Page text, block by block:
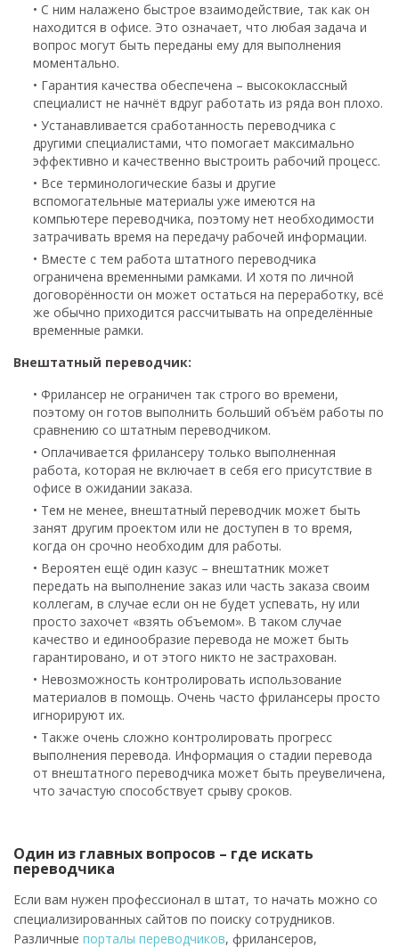
• С ним налажено быстрое взаимодействие, так как он
находится в офисе. Это означает, что любая задача и
вопрос могут быть переданы ему для выполнения
моментально.
• Гарантия качества обеспечена – высококлассный
специалист не начнёт вдруг работать из ряда вон плохо.
• Устанавливается сработанность переводчика с
другими специалистами, что помогает максимально
эффективно и качественно выстроить рабочий процесс.
• Все терминологические базы и другие
вспомогательные материалы уже имеются на
компьютере переводчика, поэтому нет необходимости
затрачивать время на передачу рабочей информации.
• Вместе с тем работа штатного переводчика
ограничена временными рамками. И хотя по личной
договорённости он может остаться на переработку, всё
же обычно приходится рассчитывать на определённые
временные рамки.
Внештатный переводчик:
• Фрилансер не ограничен так строго во времени,
поэтому он готов выполнить больший объём работы по
сравнению со штатным переводчиком.
• Оплачивается фрилансеру только выполненная
работа, которая не включает в себя его присутствие в
офисе в ожидании заказа.
• Тем не менее, внештатный переводчик может быть
занят другим проектом или не доступен в то время,
когда он срочно необходим для работы.
• Вероятен ещё один казус – внештатник может
передать на выполнение заказ или часть заказа своим
коллегам, в случае если он не будет успевать, ну или
просто захочет «взять объемом». В таком случае
качество и единообразие перевода не может быть
гарантировано, и от этого никто не застрахован.
• Невозможность контролировать использование
материалов в помощь. Очень часто фрилансеры просто
игнорируют их.
• Также очень сложно контролировать прогресс
выполнения перевода. Информация о стадии перевода
от внештатного переводчика может быть преувеличена,
что зачастую способствует срыву сроков.
Один из главных вопросов – где искать
переводчика
Если вам нужен профессионал в штат, то начать можно со
специализированных сайтов по поиску сотрудников.
Различные порталы переводчиков, фрилансеров,